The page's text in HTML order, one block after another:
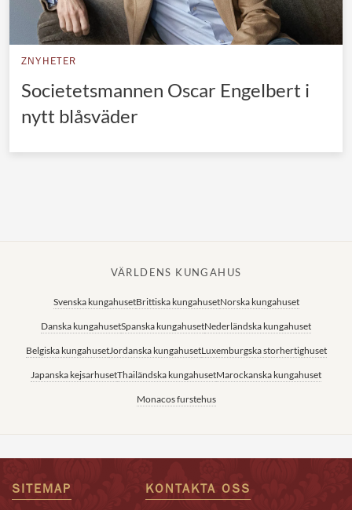
ZNYHETER
Societetsmannen Oscar Engelbert i
nytt blåsväder
VÄRLDENS KUNGAHUS
Svenska kungahusetBrittiska kungahusetNorska kungahuset
Danska kungahusetSpanska kungahusetNederländska kungahuset
Belgiska kungahusetJordanska kungahusetLuxemburgska storhertighuset
Japanska kejsarhusetThailändska kungahusetMarockanska kungahuset
Monacos furstehus
SITEMAP KONTAKTA OSS